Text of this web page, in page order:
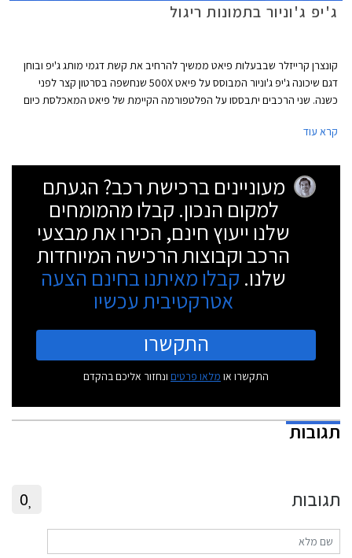
ג'יפ ג'וניור בתמונות ריגול
קונצרן קרייזלר שבבעלות פיאט ממשיך להרחיב את קשת דגמי מותג ג'יפ ובוחן
דגם שיכונה ג'יפ ג'וניור המבוסס על פיאט 500X שנחשפה בסרטון קצר לפני
כשנה. שני הרכבים יתבססו על הפלטפורמה הקיימת של פיאט המאכלסת כיום
קרא עוד
מעוניינים ברכישת רכב? הגעתם
למקום הנכון. קבלו מהמומחים
שלנו ייעוץ חינם, הכירו את מבצעי
הרכב וקבוצות הרכישה המיוחדות
שלנו. קבלו מאיתנו בחינם הצעה
אטרקטיבית עכשיו
התקשרו
התקשרו או מלאו פרטים ונחזור אליכם בהקדם
תגובות
תגובות 0